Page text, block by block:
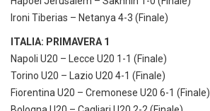
Ironi Tiberias – Netanya 4-3 (Finale)
ITALIA: PRIMAVERA 1
Napoli U20 – Lecce U20 1-1 (Finale)
Torino U20 – Lazio U20 4-1 (Finale)
Fiorentina U20 – Cremonese U20 6-1 (Finale)